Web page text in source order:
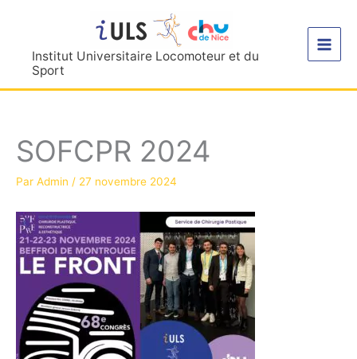
contenuInstitut Universitaire Locomoteur et du
Sport
SOFCPR 2024
Par Admin / 27 novembre 2024